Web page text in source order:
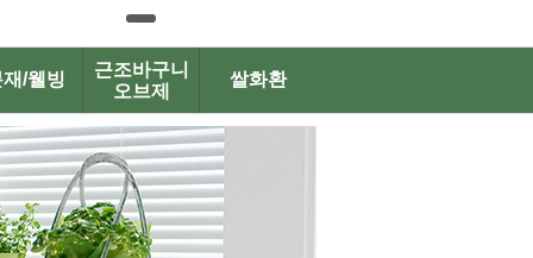
/웰빙
근조바구니
오브제
쌀화환